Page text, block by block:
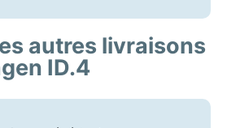
autres livraisons
ID.4